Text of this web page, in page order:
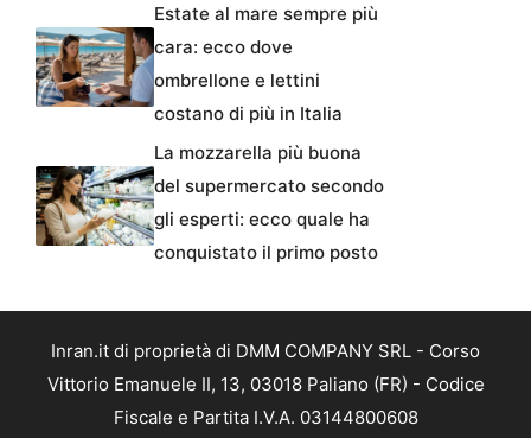
Estate al mare sempre più
cara: ecco dove
ombrellone e lettini
costano di più in Italia
La mozzarella più buona
del supermercato secondo
gli esperti: ecco quale ha
conquistato il primo posto
Inran.it di proprietà di DMM COMPANY SRL - Corso
Vittorio Emanuele II, 13, 03018 Paliano (FR) - Codice
Fiscale e Partita I.V.A. 03144800608